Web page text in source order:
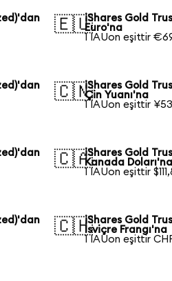
🇪🇺iShares Gold
Euro'na
1 IAUon eşittir
🇨🇳iShares Gold
Çin Yuanı'na
1 IAUon eşittir
🇨🇦iShares Gold
Kanada Doları'na
1 IAUon eşittir
🇨🇭iShares Gold
İsviçre Frangı'na
1 IAUon eşittir